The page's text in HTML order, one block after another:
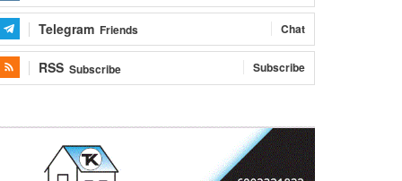
Telegram Friends Chat
RSS Subscribe Subscribe